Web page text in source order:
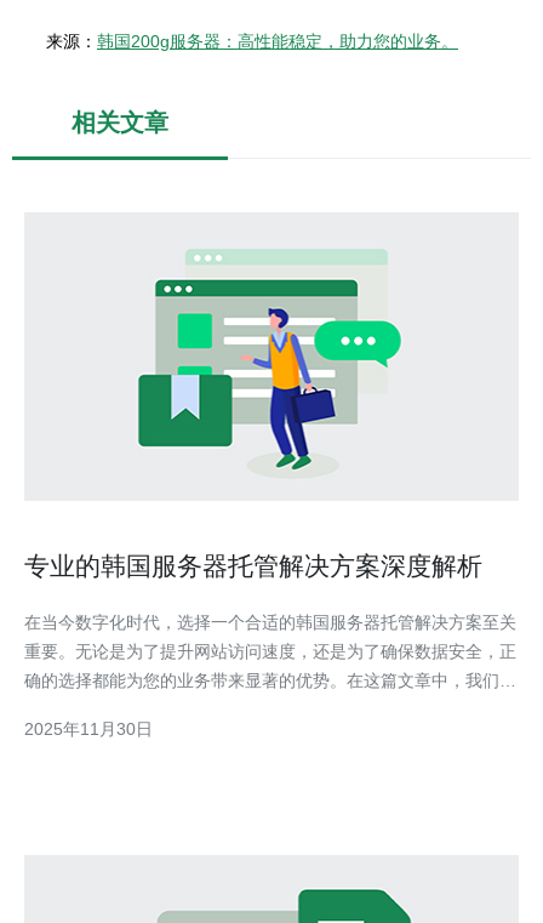
来源： 韩国200g服务器：高性能稳定，助力您的业务。
相关文章
专业的韩国服务器托管解决方案深度解析
在当今数字化时代，选择一个合适的韩国服务器托管解决方案至关
重要。无论是为了提升网站访问速度，还是为了确保数据安全，正
确的选择都能为您的业务带来显著的优势。在这篇文章中，我们将
明智的决策。 为什么选择韩国服务器托管？ 选择在韩国托管服务
2025年11月30日